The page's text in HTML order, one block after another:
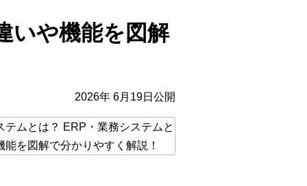
いや機能を図解
2026年 6月19日公開